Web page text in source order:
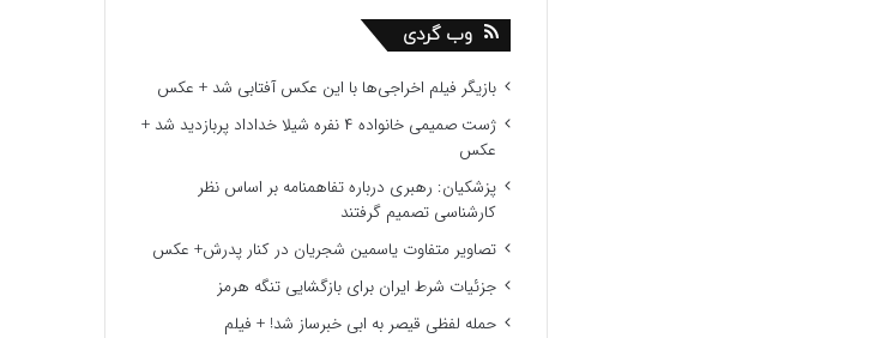
وب گردی
بازیگر فیلم اخراجی‌ها با این عکس آفتابی شد + عکس
ژست صمیمی خانواده ۴ نفره شیلا خداداد پربازدید شد +
عکس
پزشکیان: رهبری درباره تفاهمنامه بر اساس نظر
کارشناسی تصمیم گرفتند
تصاویر متفاوت یاسمین شجریان در کنار پدرش+ عکس
جزئیات شرط ایران برای بازگشایی تنگه هرمز
حمله لفظی قیصر به ابی خبرساز شد! + فیلم